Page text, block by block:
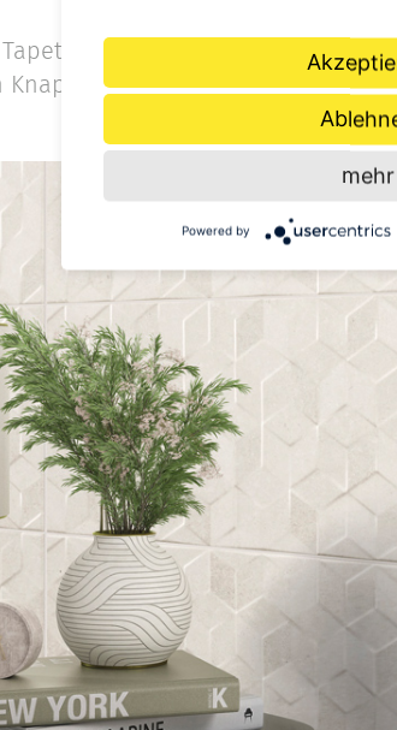
in Ihr Bad oder in den
Knapp in Lauterach beraten.
mehr
Powered by